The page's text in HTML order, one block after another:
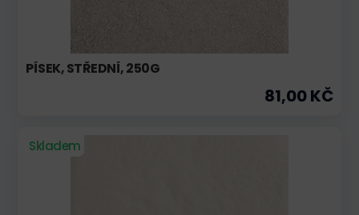
PÍSEK, STŘEDNÍ, 250G
81,00 KČ
Skladem